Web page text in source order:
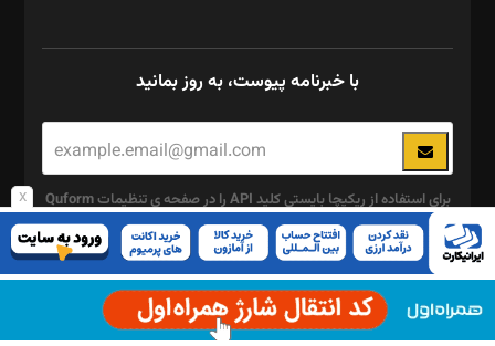
x
با خبرنامه پیوست، به روز بمانید
برای استفاده از ریکپچا بایستی کلید API را در صفحه ی تنظیمات Quform
وارد کنید.
چند رسانه ای